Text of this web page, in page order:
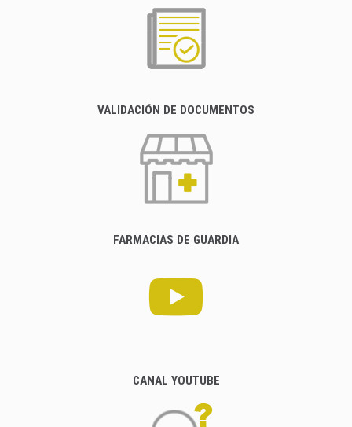
VALIDACIÓN DE DOCUMENTOS
FARMACIAS DE GUARDIA
CANAL YOUTUBE